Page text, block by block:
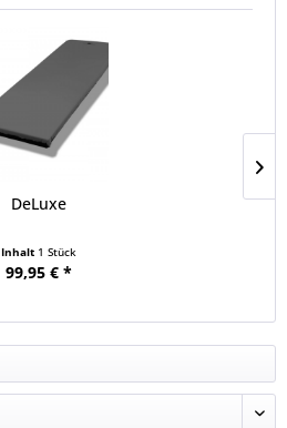
DeLuxe
Inhalt 1 Stück
99,95 € *